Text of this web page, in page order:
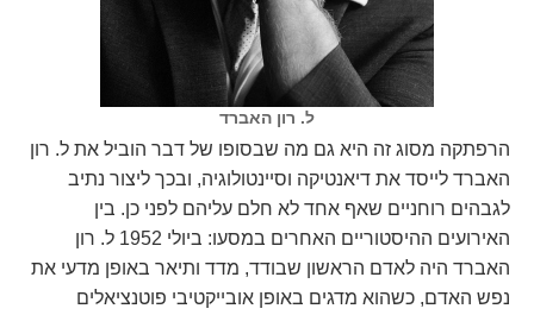
ל. רון האברד
הרפתקה מסוג זה היא גם מה שבסופו של דבר הוביל את ל. רון
האברד לייסד את דיאנטיקה וסיינטולוגיה, ובכך ליצור נתיב
לגבהים רוחניים שאף אחד לא חלם עליהם לפני כן. בין
האירועים ההיסטוריים האחרים במסעו: ביולי 1952 ל. רון
האברד היה לאדם הראשון שבודד, מדד ותיאר באופן מדעי את
נפש האדם, כשהוא מדגים באופן אובייקטיבי פוטנציאלים